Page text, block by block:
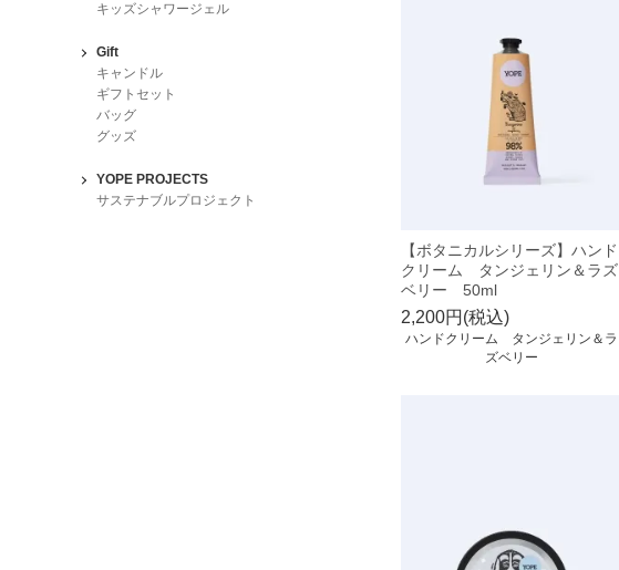
【ボタニカルシリーズ】ハンド
クリーム タンジェリン＆ラズ
ベリー 50ml
2,200円(税込)
ハンドクリーム タンジェリン＆ラ
ズベリー
キッズシャワージェル
Gift
キャンドル
ギフトセット
バッグ
グッズ
YOPE PROJECTS
サステナブルプロジェクト